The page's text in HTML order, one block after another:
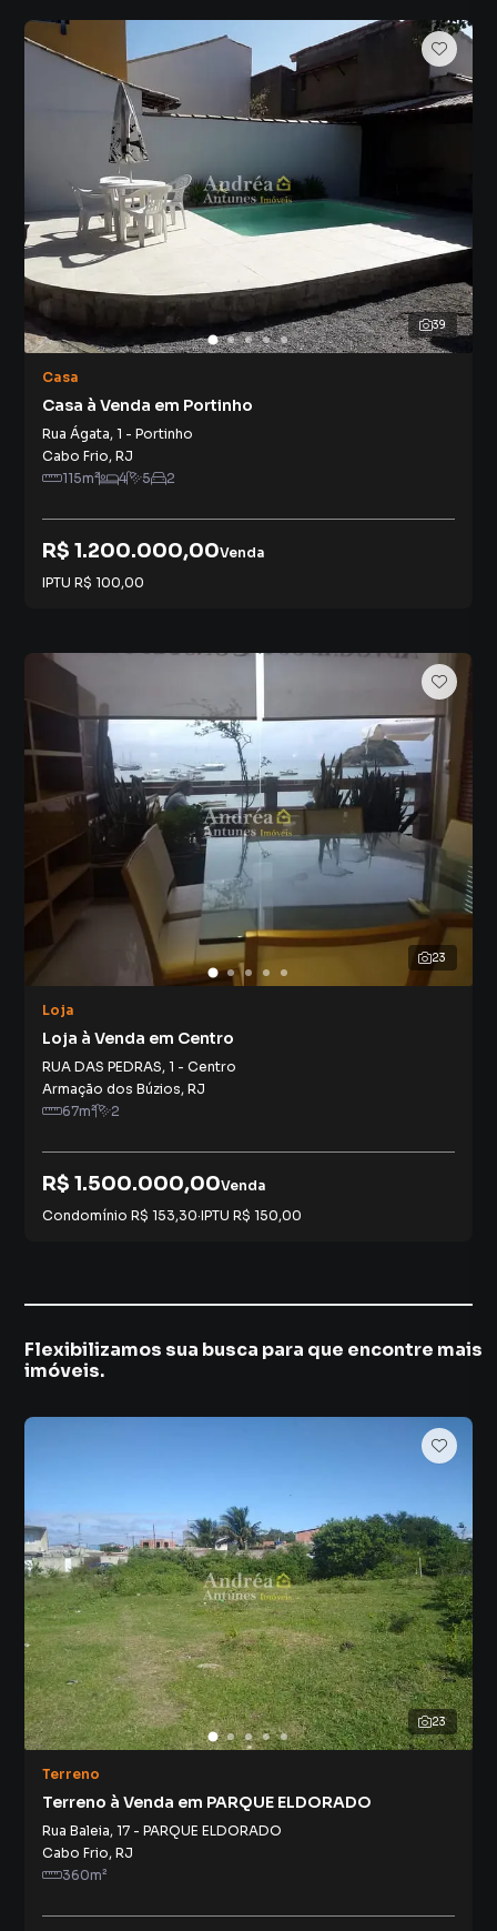
39
Casa
Casa à Venda em Portinho
Rua Ágata, 1 - Portinho
Cabo Frio, RJ
115m² 4 5 2
R$ 1.200.000,00Venda
IPTU R$ 100,00
23
Loja
Loja à Venda em Centro
RUA DAS PEDRAS, 1 - Centro
Armação dos Búzios, RJ
67m² 2
R$ 1.500.000,00Venda
Condomínio R$ 153,30·IPTU R$ 150,00
Flexibilizamos sua busca para que encontre mais
imóveis.
23
Terreno
Terreno à Venda em PARQUE ELDORADO
Rua Baleia, 17 - PARQUE ELDORADO
Cabo Frio, RJ
360m²